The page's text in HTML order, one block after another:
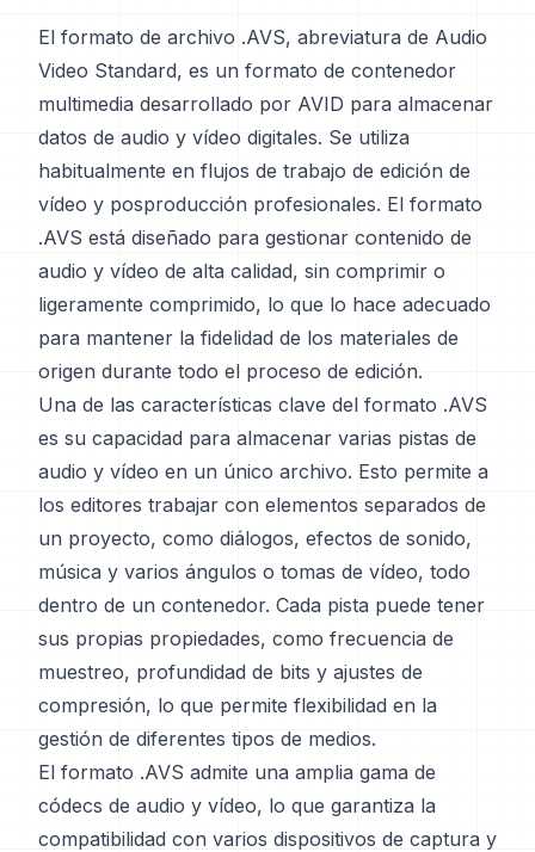
El formato de archivo .AVS, abreviatura de Audio
Video Standard, es un formato de contenedor
multimedia desarrollado por AVID para almacenar
datos de audio y vídeo digitales. Se utiliza
habitualmente en flujos de trabajo de edición de
vídeo y posproducción profesionales. El formato
.AVS está diseñado para gestionar contenido de
audio y vídeo de alta calidad, sin comprimir o
ligeramente comprimido, lo que lo hace adecuado
para mantener la fidelidad de los materiales de
origen durante todo el proceso de edición.
Una de las características clave del formato .AVS
es su capacidad para almacenar varias pistas de
audio y vídeo en un único archivo. Esto permite a
los editores trabajar con elementos separados de
un proyecto, como diálogos, efectos de sonido,
música y varios ángulos o tomas de vídeo, todo
dentro de un contenedor. Cada pista puede tener
sus propias propiedades, como frecuencia de
muestreo, profundidad de bits y ajustes de
compresión, lo que permite flexibilidad en la
gestión de diferentes tipos de medios.
El formato .AVS admite una amplia gama de
códecs de audio y vídeo, lo que garantiza la
compatibilidad con varios dispositivos de captura y